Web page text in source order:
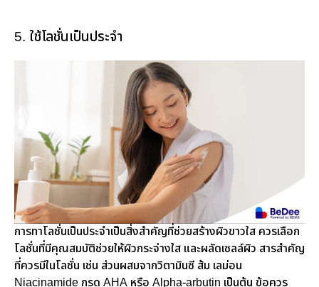
5. ใช้โลชั่นเป็นประจำ
การทาโลชั่นเป็นประจำเป็นสิ่งสำคัญที่ช่วยสร้างผิวขาวใส ควรเลือก
โลชั่นที่มีคุณสมบัติช่วยให้ผิวกระจ่างใส และผลัดเซลล์ผิว สารสำคัญ
ที่ควรมีในโลชั่น เช่น ส่วนผสมจากวิตามินซี ส้ม เลม่อน
Niacinamide กรด AHA หรือ Alpha-arbutin เป็นต้น ข้อควร